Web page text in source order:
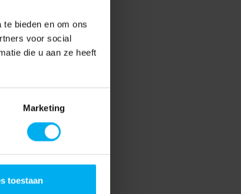
bieden en om ons
voor social
die u aan ze heeft
Marketing
toestaan